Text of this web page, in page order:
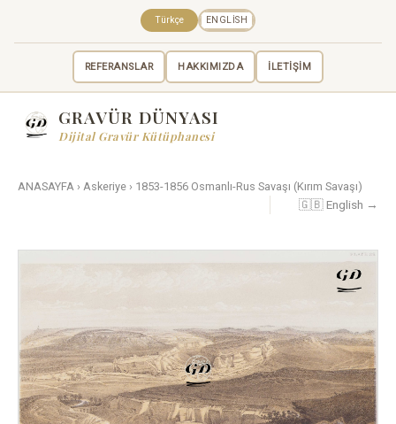
REFERANSLAR HAKKIMIZDA İLETİŞİM
Türkçe ENGLISH
GRAVÜR DÜNYASI
Dijital Gravür Kütüphanesi
ANASAYFA › Askeriye › 1853-1856 Osmanlı-Rus Savaşı (Kırım Savaşı)
🇬🇧 English →